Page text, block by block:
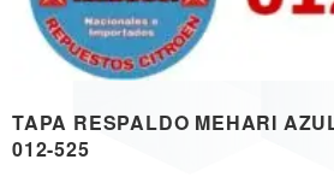
TAPA RESPALDO MEHARI
012-525